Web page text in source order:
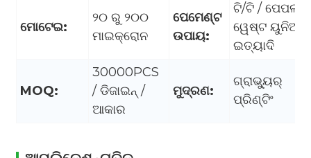
ମୋଟେଇ:
୨୦ ରୁ ୨୦୦
ମାଇକ୍ରୋନ
ପେମେଣ୍ଟ
ଉପାୟ:
ଟି/ଟି / ପେପଲ୍ /
ୱେଷ୍ଟ ୟୁନିଅନ୍
ଇତ୍ୟାଦି
MOQ:
30000PCS
/ ଡିଜାଇନ୍ /
ଆକାର
ମୁଦ୍ରଣ:
ଗ୍ରାଭ୍ୟୁର୍
ପ୍ରିଣ୍ଟିଂ